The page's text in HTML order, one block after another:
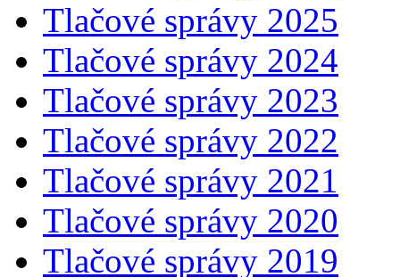
Tlačové správy 2025
Tlačové správy 2024
Tlačové správy 2023
Tlačové správy 2022
Tlačové správy 2021
Tlačové správy 2020
Tlačové správy 2019